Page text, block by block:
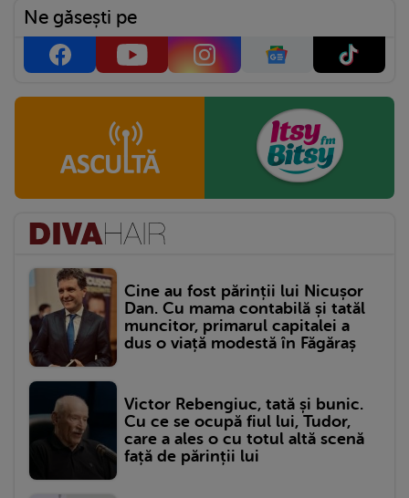
Ne găsești pe
Cine au fost părinții lui Nicușor
Dan. Cu mama contabilă și tatăl
muncitor, primarul capitalei a
dus o viață modestă în Făgăraș
Victor Rebengiuc, tată și bunic.
Cu ce se ocupă fiul lui, Tudor,
care a ales o cu totul altă scenă
față de părinții lui